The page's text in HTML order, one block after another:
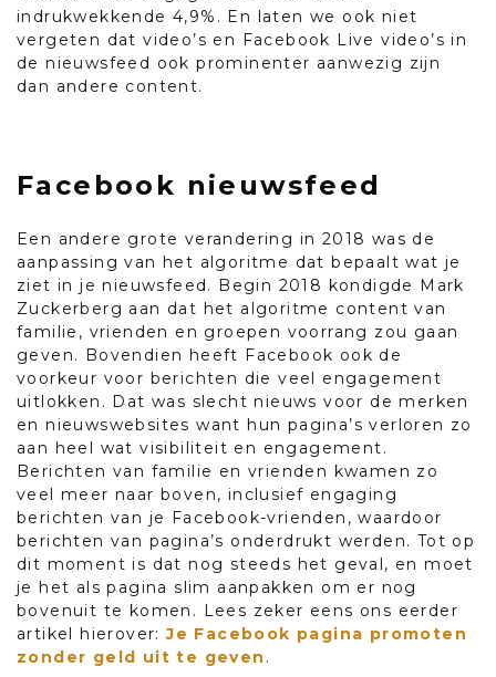
indrukwekkende 4,9%. En laten we ook niet
vergeten dat video’s en Facebook Live video’s in
de nieuwsfeed ook prominenter aanwezig zijn
dan andere content.
Facebook nieuwsfeed
Een andere grote verandering in 2018 was de
aanpassing van het algoritme dat bepaalt wat je
ziet in je nieuwsfeed. Begin 2018 kondigde Mark
Zuckerberg aan dat het algoritme content van
familie, vrienden en groepen voorrang zou gaan
geven. Bovendien heeft Facebook ook de
voorkeur voor berichten die veel engagement
uitlokken. Dat was slecht nieuws voor de merken
en nieuwswebsites want hun pagina’s verloren zo
aan heel wat visibiliteit en engagement.
Berichten van familie en vrienden kwamen zo
veel meer naar boven, inclusief engaging
berichten van je Facebook-vrienden, waardoor
berichten van pagina’s onderdrukt werden. Tot op
dit moment is dat nog steeds het geval, en moet
je het als pagina slim aanpakken om er nog
bovenuit te komen. Lees zeker eens ons eerder
artikel hierover:Je Facebook pagina promoten
zonder geld uit te geven .